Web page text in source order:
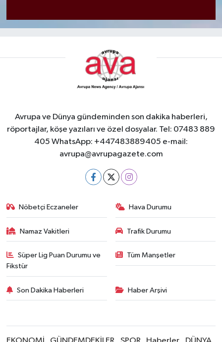
Avrupa ve Dünya gündeminden son dakika haberleri,
röportajlar, köşe yazıları ve özel dosyalar. Tel: 07483 889
405 WhatsApp: +447483889405 e-mail:
avrupa@avrupagazete.com
Nöbetçi Eczaneler Hava Durumu
Namaz Vakitleri Trafik Durumu
Süper Lig Puan Durumu ve
Fikstür
Tüm Manşetler
Son Dakika Haberleri Haber Arşivi